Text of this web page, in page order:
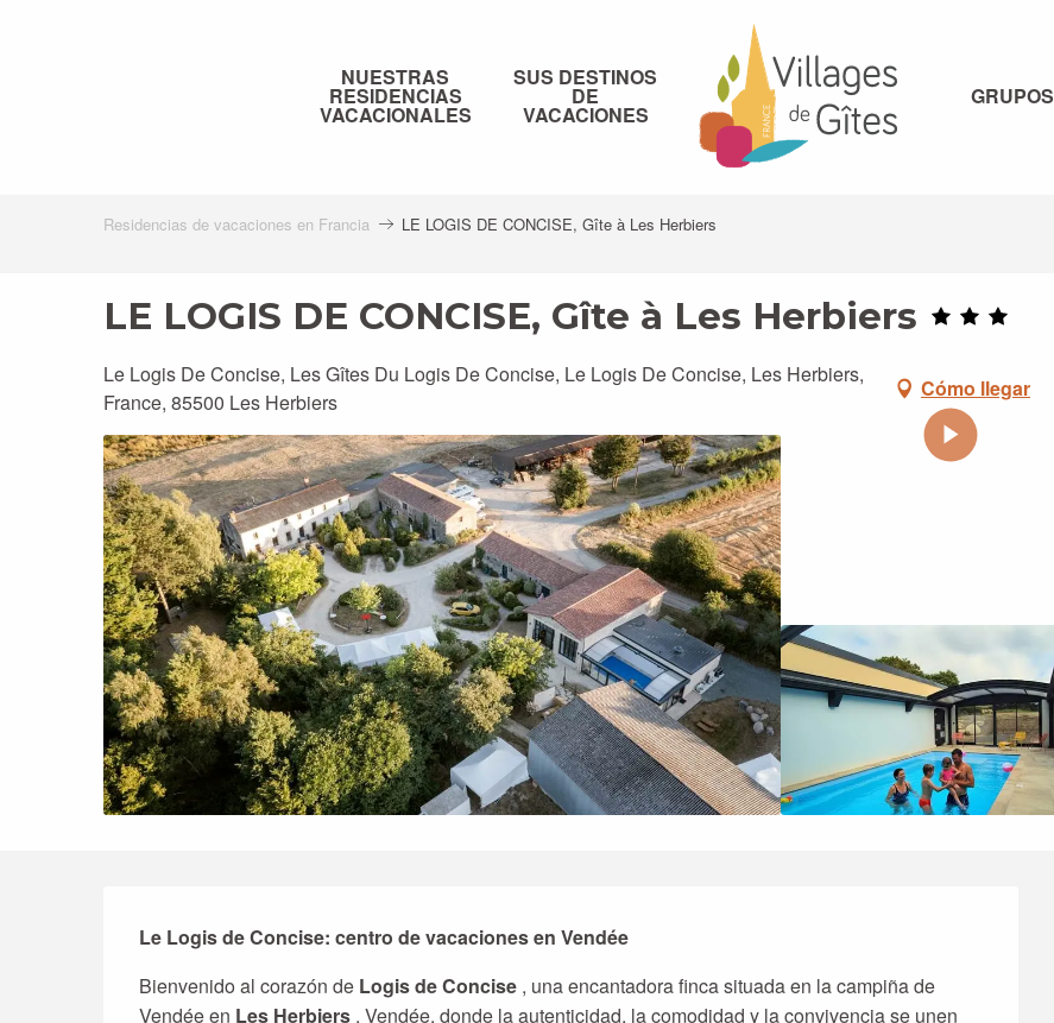
NUESTRAS
RESIDENCIAS
VACACIONALES
SUS DESTINOS
DE
VACACIONES
GRUPOS
Residencias de vacaciones en Francia LE LOGIS DE CONCISE, Gîte à Les Herbiers
LE LOGIS DE CONCISE, Gîte à Les Herbiers
Le Logis De Concise, Les Gîtes Du Logis De Concise, Le Logis De Concise, Les Herbiers,
France, 85500 Les Herbiers
Cómo llegar
Descripción
Le Logis de Concise: centro de vacaciones en Vendée
Bienvenido al corazón de Logis de Concise , una encantadora finca situada en la campiña de
Vendée en Les Herbiers , Vendée, donde la autenticidad, la comodidad y la convivencia se unen